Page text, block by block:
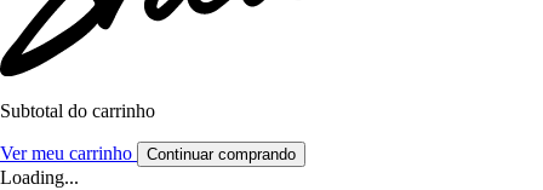
Subtotal do carrinho
Ver meu carrinho Continuar comprando
Loading...